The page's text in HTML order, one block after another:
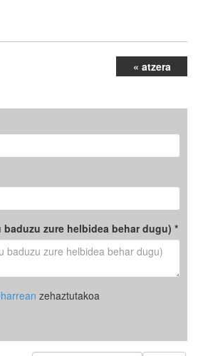
« atzera
baduzu zure helbidea behar dugu) *
zehaztutakoa